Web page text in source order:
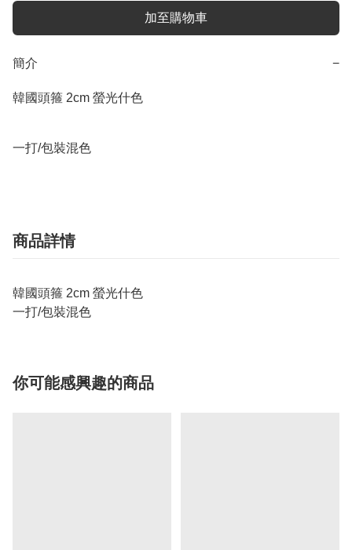
加至購物車
簡介 −
韓國頭箍 2cm 螢光什色
一打/包裝混色
商品詳情
韓國頭箍 2cm 螢光什色
一打/包裝混色
你可能感興趣的商品